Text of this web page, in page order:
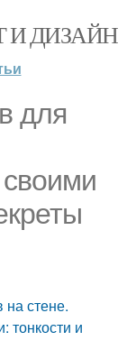
И ДИЗАЙН
для
стене.
тонкости и